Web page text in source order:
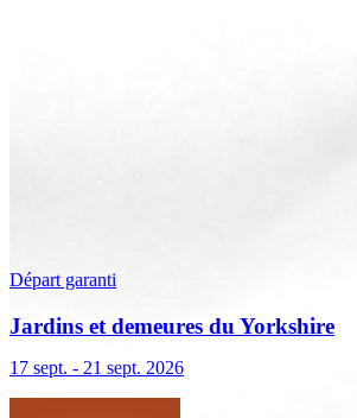
Départ garanti
Jardins et demeures du Yorkshire
17 sept. - 21 sept. 2026